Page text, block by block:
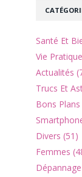
Santé Et
Vie
Actualités
Trucs Et
Bons Plans
Divers (51)
Femmes